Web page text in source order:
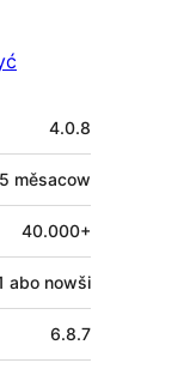
4.0.8
5 měsacow
40.000+
abo nowši
6.8.7